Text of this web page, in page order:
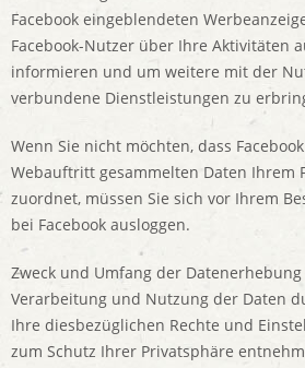
Facebook eingeblendeten
Facebook-Nutzer über Ihre Aktivitäten
informieren und um weitere mit der
verbundene Dienstleistungen zu
Wenn Sie nicht möchten, dass
Webauftritt gesammelten Daten Ihrem
zuordnet, müssen Sie sich vor Ihrem
bei Facebook ausloggen.
Zweck und Umfang der
Verarbeitung und Nutzung der Daten
Ihre diesbezüglichen Rechte und
zum Schutz Ihrer Privatsphäre